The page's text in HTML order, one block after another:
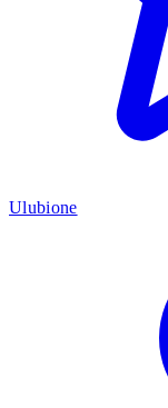
Ulubione